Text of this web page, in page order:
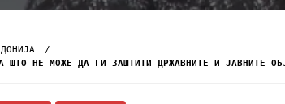
ШТО НЕ МОЖЕ ДА ГИ ЗАШТИТИ ДРЖАВНИТЕ И ЈАВНИТЕ